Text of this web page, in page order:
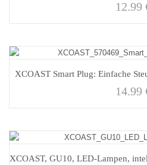
12.99
XCOAST Smart Plug: Einfache
14.99